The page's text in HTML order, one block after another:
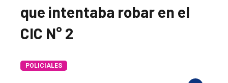
El
que intentaba robar en el
CIC N° 2
POLICIALES